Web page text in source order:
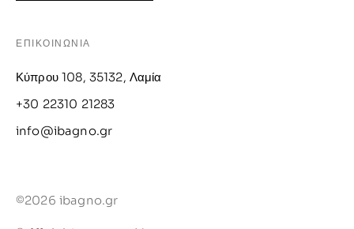
ΕΠΙΚΟΙΝΩΝΙΑ
Κύπρου 108, 35132, Λαμία
+30 22310 21283
info@ibagno.gr
©2026 ibagno.gr